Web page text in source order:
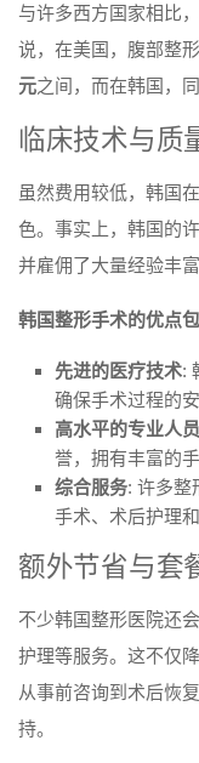
与许多西方国家相比
说，在美国，腹部整
元之间，而在韩国，
临床技术与质
虽然费用较低，韩国
色。事实上，韩国的
并雇佣了大量经验丰富
韩国整形手术的优点包
先进的医疗技术:
确保手术过程的安
高水平的专业人员
誉，拥有丰富的手
综合服务: 许多整
手术、术后护理和
额外节省与套
不少韩国整形医院还
护理等服务。这不仅
从事前咨询到术后恢
持。